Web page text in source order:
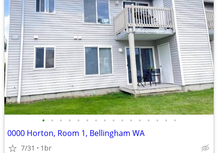
• • • • • • • • • • • • • • • •
0000 Horton, Room 1, Bellingham WA
7/31 1br